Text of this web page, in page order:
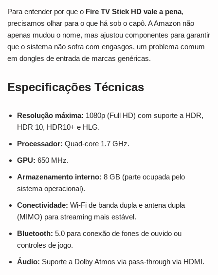
Para entender por que o Fire TV Stick HD vale a pena,
precisamos olhar para o que há sob o capô. A Amazon não
apenas mudou o nome, mas ajustou componentes para garantir
que o sistema não sofra com engasgos, um problema comum
em dongles de entrada de marcas genéricas.
Especificações Técnicas
Resolução máxima: 1080p (Full HD) com suporte a HDR,
HDR 10, HDR10+ e HLG.
Processador: Quad-core 1.7 GHz.
GPU: 650 MHz.
Armazenamento interno: 8 GB (parte ocupada pelo
sistema operacional).
Conectividade: Wi-Fi de banda dupla e antena dupla
(MIMO) para streaming mais estável.
Bluetooth: 5.0 para conexão de fones de ouvido ou
controles de jogo.
Áudio: Suporte a Dolby Atmos via pass-through via HDMI.